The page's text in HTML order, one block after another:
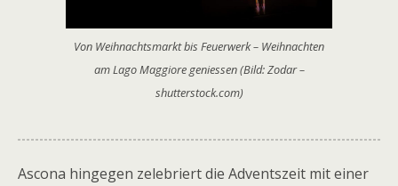
Von Weihnachtsmarkt bis Feuerwerk – Weihnachten
am Lago Maggiore geniessen (Bild: Zodar –
shutterstock.com)
Ascona hingegen zelebriert die Adventszeit mit einer